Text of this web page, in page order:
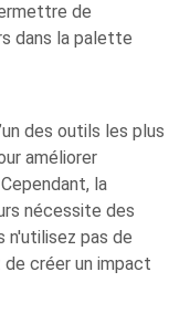
de
dans la palette
des outils les plus
améliorer
la
nécessite des
n'utilisez pas de
créer un impact